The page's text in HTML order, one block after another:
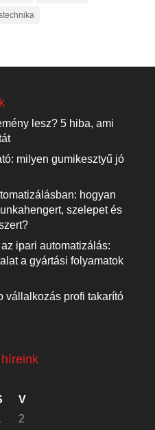
lesz? 5 hiba, ami
milyen gumikesztyű jó
hogyan
szelepet és
ipari automatizálás:
a gyártási folyamatok
vállalkozás profi takarító
V
2